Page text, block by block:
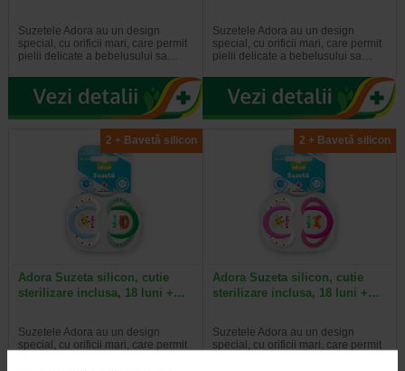
Suzetele Adora au un design
special, cu orificii mari, care permit
pielii delicate a bebelusului sa…
Suzetele Adora au un design
special, cu orificii mari, care permit
pielii delicate a bebelusului sa…
2 + Bavetă silicon
Adora Suzeta silicon, cutie
sterilizare inclusa, 18 luni +…
Suzetele Adora au un design
special, cu orificii mari, care permit
2 + Bavetă silicon
Adora Suzeta silicon, cutie
sterilizare inclusa, 18 luni +…
Suzetele Adora au un design
special, cu orificii mari, care permit